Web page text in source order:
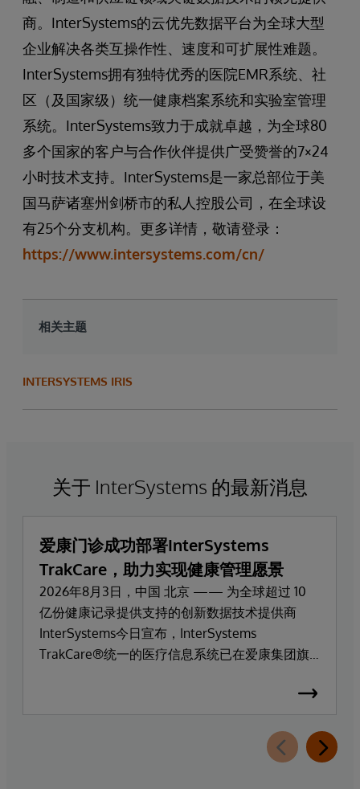
商。InterSystems的云优先数据平台为全球大型
企业解决各类互操作性、速度和可扩展性难题。
InterSystems拥有独特优秀的医院EMR系统、社
区（及国家级）统一健康档案系统和实验室管理
系统。InterSystems致力于成就卓越，为全球80
多个国家的客户与合作伙伴提供广受赞誉的7×24
小时技术支持。InterSystems是一家总部位于美
国马萨诸塞州剑桥市的私人控股公司，在全球设
有25个分支机构。更多详情，敬请登录：
https://www.intersystems.com/cn/
相关主题
INTERSYSTEMS IRIS
关于 InterSystems 的最新消息
爱康门诊成功部署InterSystems
TrakCare，助力实现健康管理愿景
2026年8月3日，中国 北京 —— 为全球超过 10
亿份健康记录提供支持的创新数据技术提供商
InterSystems今日宣布，InterSystems
TrakCare®统一的医疗信息系统已在爱康集团旗